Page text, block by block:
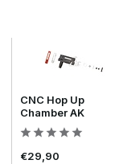
CNC Hop Up
Chamber AK
€29,90